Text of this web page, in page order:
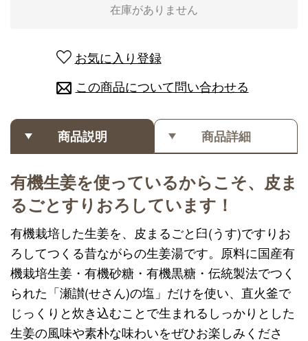
お気に入り登録
在庫がありません
この商品について問い合わせる
商品説明 商品詳細
有機生姜を使っているからこそ、皮ま
るごとすりおろしています！
有機栽培した生姜を、皮まるごと臼(うす)ですりお
ろしてつくる昔ながらの生姜湯です。原料に国産有
機栽培生姜・有機砂糖・有機黒糖・伝統製法でつく
られた「瀬讃(せさん)の塩」だけを使い、直火釜で
じっくりと炊き込むことで生まれるしっかりとした
生姜の風味や素朴な味わいをぜひお楽しみくださ